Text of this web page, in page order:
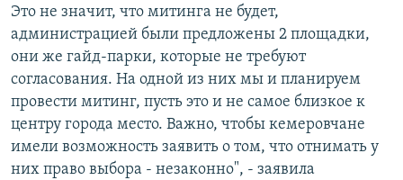
Это не значит, что митинга не будет,
администрацией были предложены 2 площадки,
они же гайд-парки, которые не требуют
согласования. На одной из них мы и планируем
провести митинг, пусть это и не самое близкое к
центру города место. Важно, чтобы кемеровчане
имели возможность заявить о том, что отнимать у
них право выбора - незаконно", - заявила